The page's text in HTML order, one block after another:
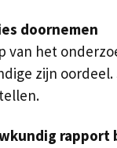
doornemen
van het
zijn
rapport